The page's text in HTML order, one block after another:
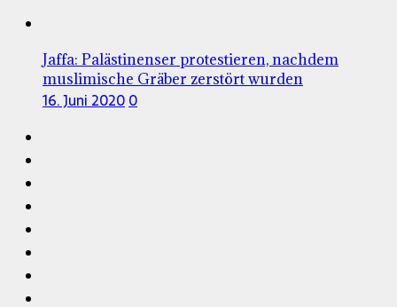
Jaffa: Palästinenser protestieren, nachdem
muslimische Gräber zerstört wurden
16. Juni 20200